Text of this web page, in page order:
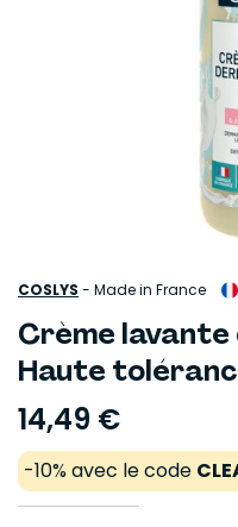
COSLYS - Made in France
Crème
Haute
14,49 €
-10% avec le code